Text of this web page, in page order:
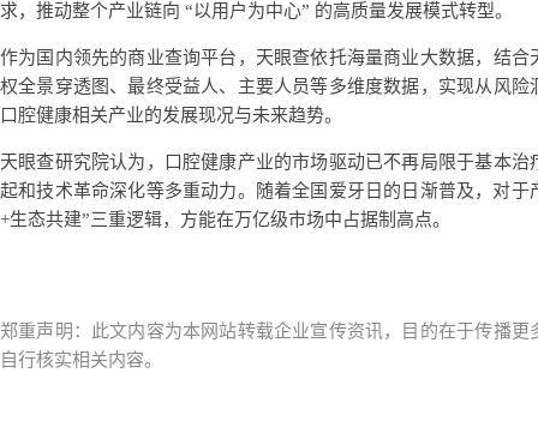
求，推动整个产业链向 “以用户为中心” 的高质量发展模式转型。
作为国内领先的商业查询平台，天眼查依托海量商业大数据，结
权全景穿透图、最终受益人、主要人员等多维度数据，实现从风
口腔健康相关产业的发展现况与未来趋势。
天眼查研究院认为，口腔健康产业的市场驱动已不再局限于基本
起和技术革命深化等多重动力。随着全国爱牙日的日渐普及，对
+生态共建”三重逻辑，方能在万亿级市场中占据制高点。
郑重声明：此文内容为本网站转载企业宣传资讯，目的在于传播
自行核实相关内容。